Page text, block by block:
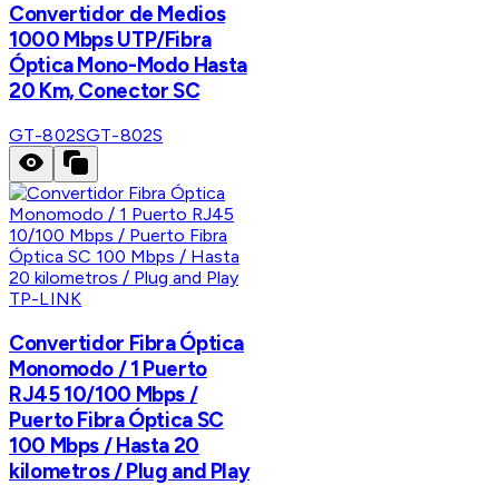
Convertidor de Medios
1000 Mbps UTP/Fibra
Óptica Mono-Modo Hasta
20 Km, Conector SC
GT-802SGT-802S
TP-LINK
Convertidor Fibra Óptica
Monomodo / 1 Puerto
RJ45 10/100 Mbps /
Puerto Fibra Óptica SC
100 Mbps / Hasta 20
kilometros / Plug and Play